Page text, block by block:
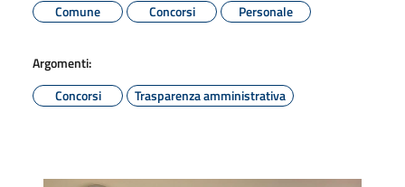
Comune
Concorsi Personale
Argomenti:
Concorsi
Trasparenza amministrativa